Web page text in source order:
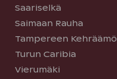
Saariselkä
Saimaan Rauha
Tampereen Kehräämö
Turun Caribia
Vierumäki